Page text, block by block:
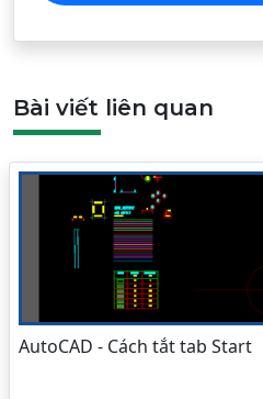
Bài viết liên quan
AutoCAD - Cách tắt tab Start